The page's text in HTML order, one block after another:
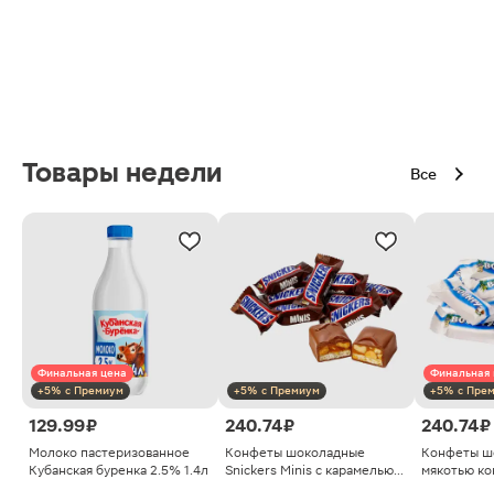
Товары недели Все
Финальная цена
+5% с Премиум
129.99 ₽
Молоко пастеризованное
Кубанская буренка 2.5% 1.4л
+5% с Премиум
240.74 ₽
Конфеты шоколадные
Snickers Minis с карамелью
Финальная
+5% с
240.74 ₽
Конфеты
мякотью